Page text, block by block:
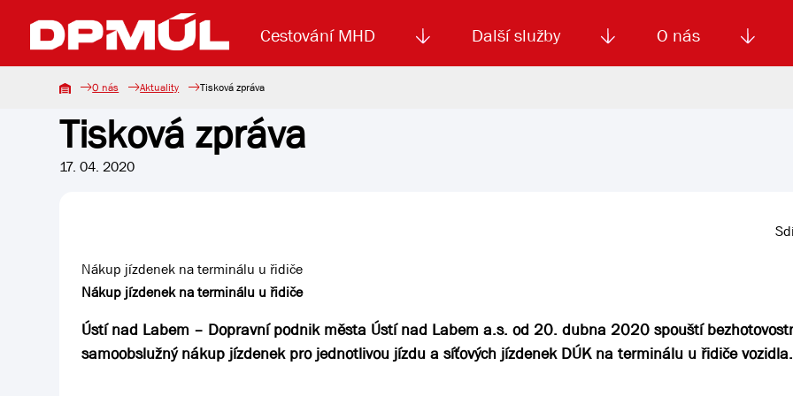
Cestování MHD
Uzavření mostu Dr. E. Beneše
Další služby
Lanová dráha Reklama
O nás
Základní údaje Aktuality
O nás Aktuality Tisková zpráva
Tisková zpráva
17. 04. 2020
Nákup jízdenek na terminálu u řidiče
Nákup jízdenek na terminálu u řidiče
Ústí nad Labem – Dopravní podnik města Ústí nad Labem a.s. od 20. dubna 2020 spouští
samoobslužný nákup jízdenek pro jednotlivou jízdu a síťových jízdenek DÚK na terminálu u řidiče vozidla.